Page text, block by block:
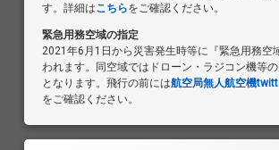
す。詳細はこちらをご確認ください。
緊急用務空域の指定
2021年6月1日から災害発生時等に『緊急用務空
われます。同空域ではドローン・ラジコン機等
となります。飛行の前には航空局無人航空機
をご確認ください。